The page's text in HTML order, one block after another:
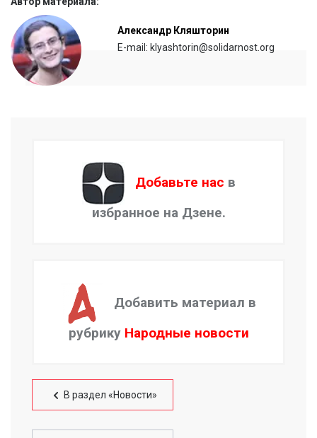
Александр Кляшторин
E-mail: klyashtorin@solidarnost.org
Добавьте нас в
избранное на Дзене.
Добавить материал в
рубрику Народные новости
В раздел «Новости»